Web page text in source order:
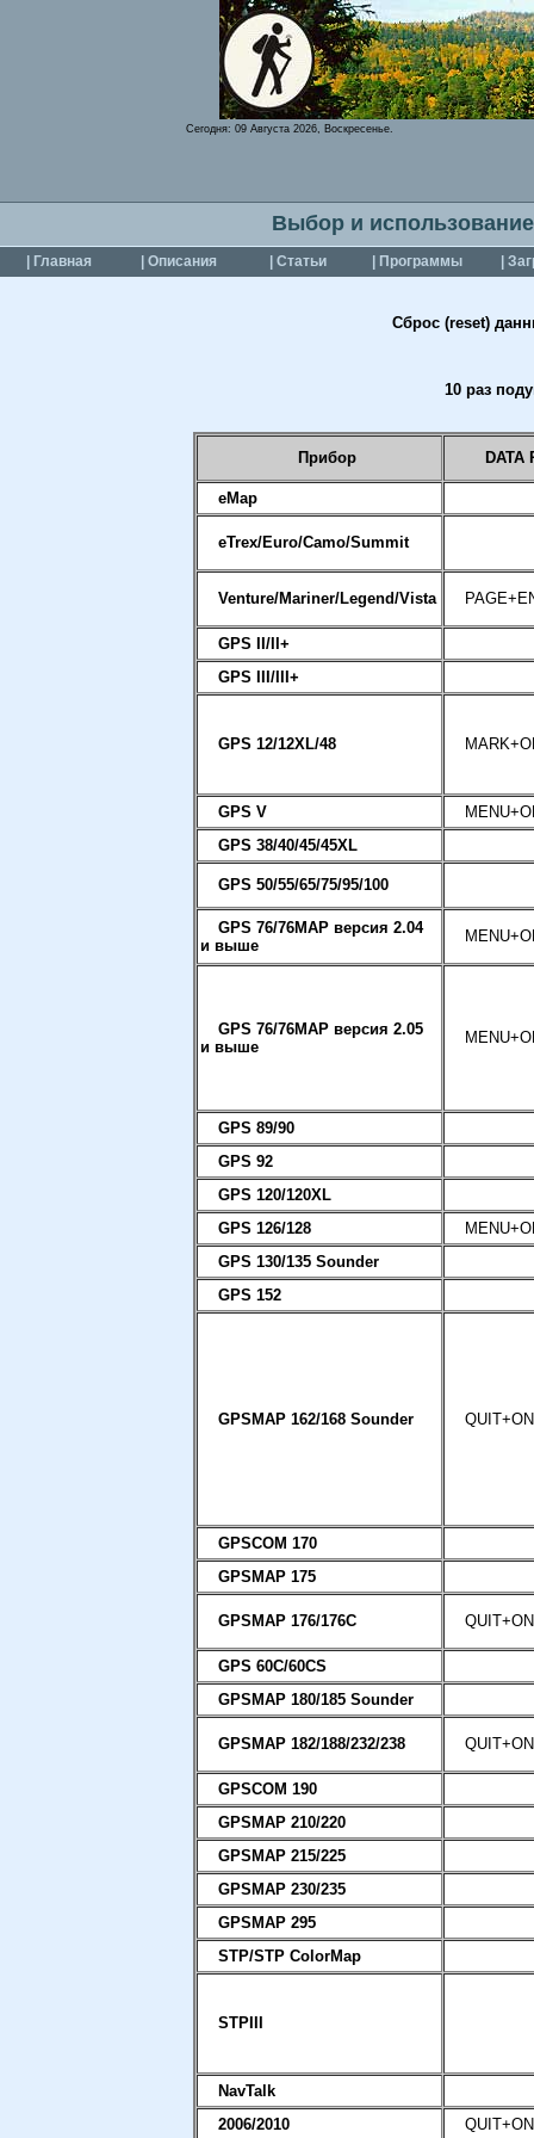
Сегодня: 09 Августа 2026, Воскресенье.
Выбор и
| Главная | Описания | Статьи | Программы |
Сброс (reset)
10 раз
Прибор DATA
eMap
eTrex/Euro/Camo/Summit
Venture/Mariner/Legend/Vista
GPS II/II+
GPS III/III+
GPS 12/12XL/48
GPS V
GPS 38/40/45/45XL
GPS 50/55/65/75/95/100
GPS 76/76MAP версия 2.04
и выше
GPS 76/76MAP версия 2.05
и выше
GPS 89/90
GPS 92
GPS 120/120XL
GPS 126/128
GPS 130/135 Sounder
GPS 152
GPSMAP 162/168 Sounder QUIT+ON
GPSCOM 170
GPSMAP 175
GPSMAP 176/176C QUIT+ON
GPS 60C/60CS
GPSMAP 180/185 Sounder
GPSMAP 182/188/232/238 QUIT+ON
GPSCOM 190
GPSMAP 210/220
GPSMAP 215/225
GPSMAP 230/235
GPSMAP 295
STP/STP ColorMap
STPIII
NavTalk
2006/2010
QUIT+ON